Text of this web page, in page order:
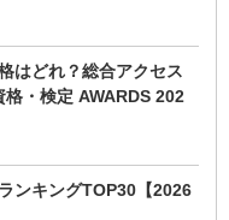
はどれ？総合アクセス
・検定 AWARDS 202
ンキングTOP30【2026